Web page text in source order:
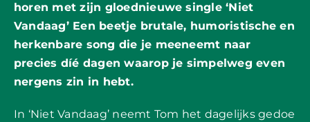
horen met zijn gloednieuwe single ‘Niet
Vandaag’ Een beetje brutale, humoristische en
herkenbare song die je meeneemt naar
precies díé dagen waarop je simpelweg even
nergens zin in hebt.
In ‘Niet Vandaag’ neemt Tom het dagelijks gedoe